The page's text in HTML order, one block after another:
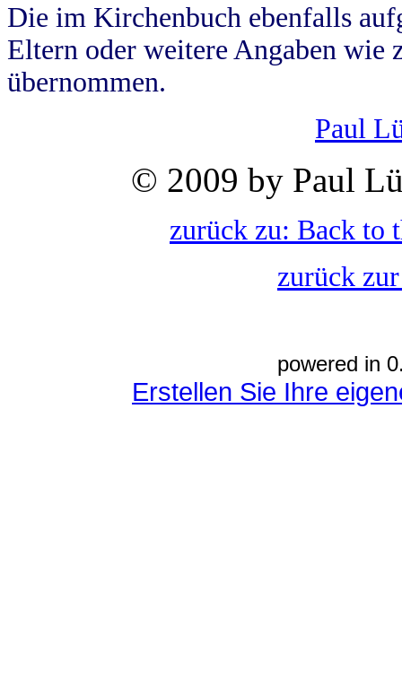
Die im Kirchenbuch ebenfalls
Eltern oder weitere Angaben wie
übernommen.
Paul
© 2009 by Paul
zurück zu: Back to
zurück
powered in
Erstellen Sie Ihre